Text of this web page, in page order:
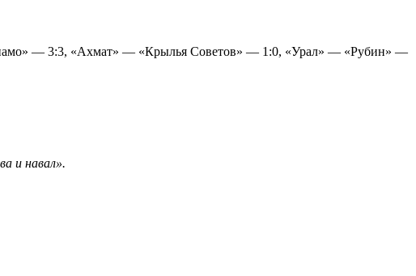
— 3:3, «Ахмат» — «Крылья Советов» — 1:0, «Урал» — «Рубин» —
и навал».